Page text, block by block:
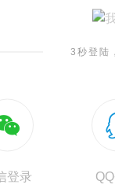
板
3秒登陆
登录